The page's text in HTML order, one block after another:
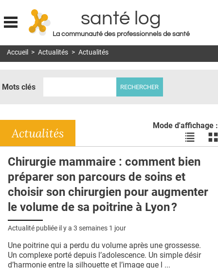
Jump to navigation
santé log
La communauté des professionnels de santé
MON COMPTE
DOSSIERS
RÉSEAUX
E-REVUE SAD
THÉMA
L'APP
PUBLICITÉ
CONDITIONS GÉNÉRALES
Accueil > Actualités > Actualités
Mots clés
Mode d'affichage :
Voir
les
en
liste
les
Actualités
Chirurgie mammaire : comment bien
préparer son parcours de soins et
choisir son chirurgien pour augmenter
le volume de sa poitrine à Lyon ?
Actualité publiée il y a 3 semaines 1 jour
Une poitrine qui a perdu du volume après une grossesse.
Un complexe porté depuis l’adolescence. Un simple désir
d’harmonie entre la silhouette et l’image que l ...